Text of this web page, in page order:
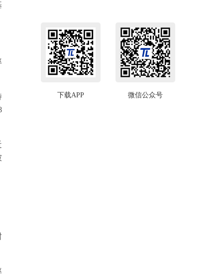
下载APP 微信公众号